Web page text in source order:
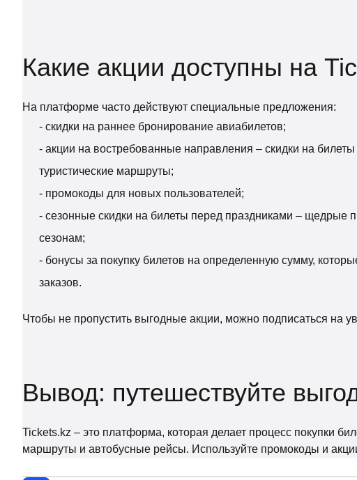
Какие акции доступны на
На платформе часто действуют специальные предложения:
- скидки на раннее бронирование авиабилетов;
- акции на востребованные направления – скидки на
туристические маршруты;
- промокоды для новых пользователей;
- сезонные скидки на билеты перед праздниками – щедрые
сезонам;
- бонусы за покупку билетов на определенную сумму,
заказов.
Чтобы не пропустить выгодные акции, можно подписаться на
Вывод: путешествуйте
Tickets.kz – это платформа, которая делает процесс покупки
маршруты и автобусные рейсы. Используйте промокоды и